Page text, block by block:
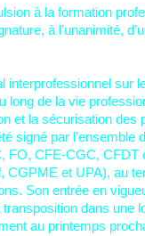
à la formation
à l’unanimité,
interprofessionnel sur
long de la vie
et la sécurisation des
signé par l’ensemble
FO, CFE-CGC, CFDT
CGPME et UPA), au
Son entrée en
dans une
au printemps